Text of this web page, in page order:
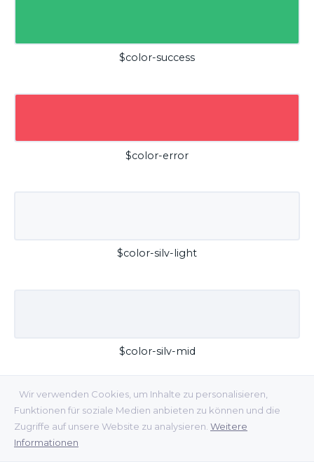
Wir verwenden Cookies, um Inhalte zu personalisieren,
Funktionen für soziale Medien anbieten zu können und die
Zugriffe auf unsere Website zu analysieren. Weitere
Informationen
$color-success
$color-error
$color-silv-light
$color-silv-mid